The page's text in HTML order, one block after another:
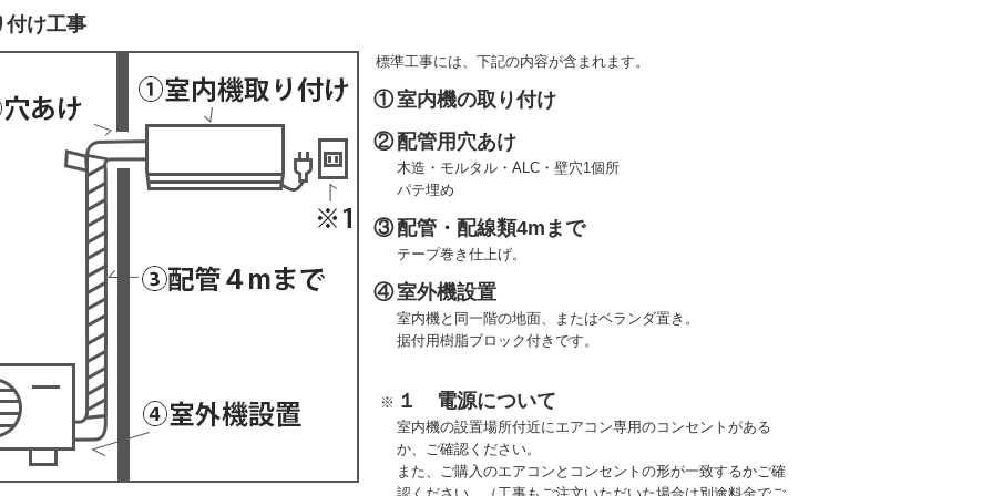
付け工事
標準工事には、下記の内容が含まれます。
①室内機の取り付け
② 配管用穴あけ
木造・モルタル・ALC・壁穴1個所
パテ埋め
③ 配管・配線類4mまで
テープ巻き仕上げ。
④室外機設置
室内機と同一階の地面、またはベランダ置き。
据付用樹脂ブロック付きです。
※ １ 電源について
室内機の設置場所付近にエアコン専用のコンセントがある
か、ご確認ください。
また、ご購入のエアコンとコンセントの形が一致するかご確